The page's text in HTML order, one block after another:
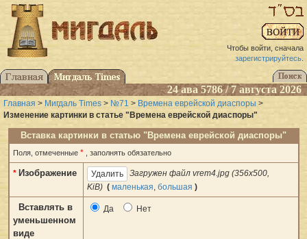
Чтобы войти, сначала
зарегистрируйтесь.
24 ава 5786 / 7 августа 2026
Главная > Мигдаль Times > №71 > Времена еврейской диаспоры >
Изменение картинки в статье "Времена еврейской диаспоры"
Вставка картинки в статью "Времена еврейской диаспоры"
Поля, отмеченные * , заполнять обязательно
* Изображение
Загружен файл vrem4.jpg (356x500,
KiB) ( маленькая большая )
Вставлять в
уменьшенном
виде
Да Нет